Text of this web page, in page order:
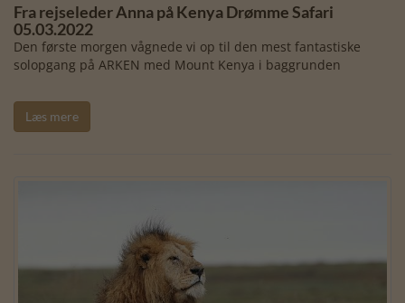
Fra rejseleder Anna på Kenya Drømme Safari
05.03.2022
Den første morgen vågnede vi op til den mest fantastiske
solopgang på ARKEN med Mount Kenya i baggrunden
Læs mere